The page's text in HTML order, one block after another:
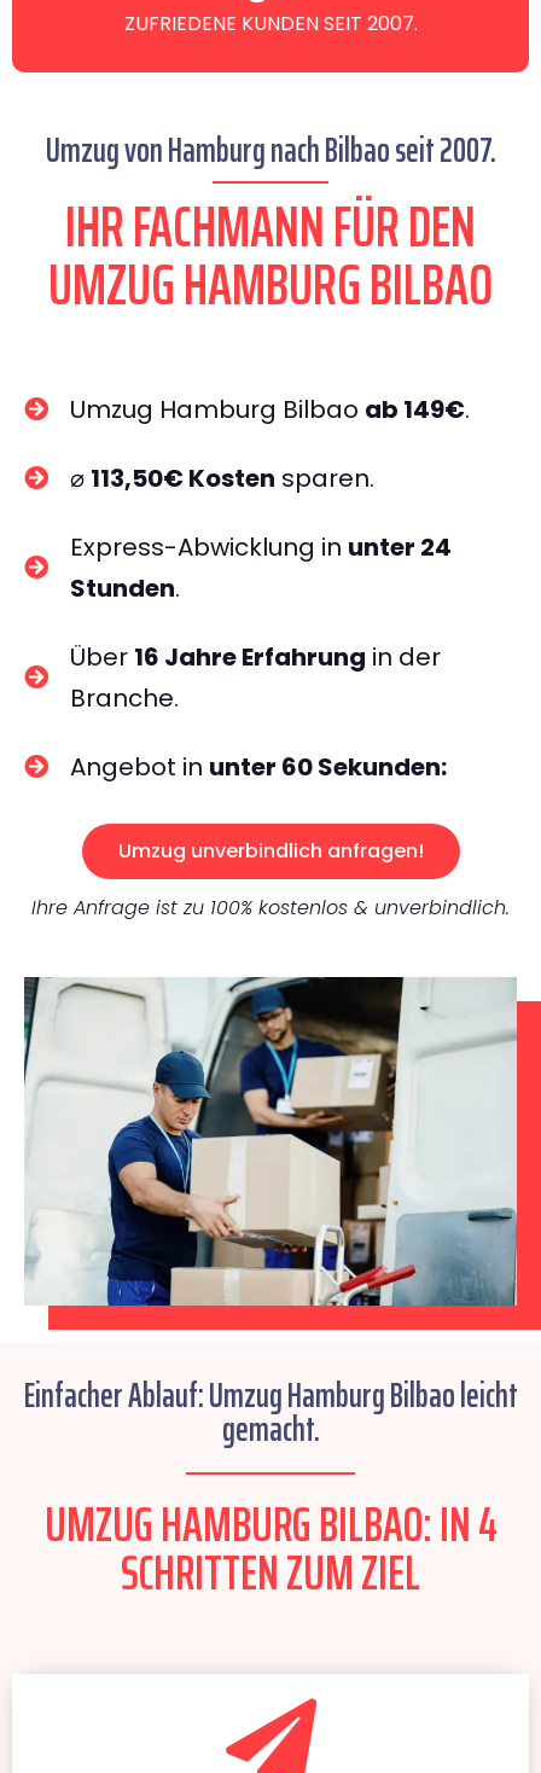
ZUFRIEDENE KUNDEN SEIT 2007.
Umzug von Hamburg nach Bilbao seit 2007.
IHR FACHMANN FÜR DEN
UMZUG HAMBURG BILBAO
Umzug Hamburg Bilbao ab 149€.
⌀ 113,50€ Kosten sparen.
Express-Abwicklung in unter 24
Stunden.
Über 16 Jahre Erfahrung in der
Branche.
Angebot in unter 60 Sekunden:
Umzug unverbindlich anfragen!
Ihre Anfrage ist zu 100% kostenlos & unverbindlich.
Einfacher Ablauf: Umzug Hamburg Bilbao leicht
gemacht.
UMZUG HAMBURG BILBAO: IN 4
SCHRITTEN ZUM ZIEL